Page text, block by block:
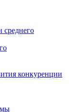
среднего
конкуренции